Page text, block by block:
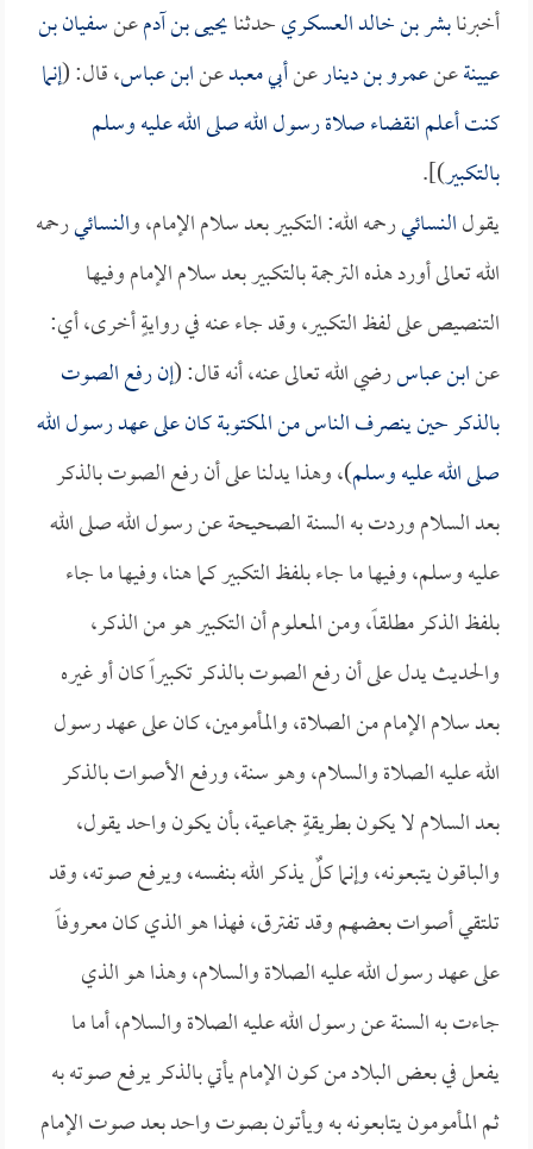
أخبرنابشر بن خالد العسكريحدثنايحيى بن آدمعنسفيان بن
عيينةعنعمرو بن دينارعنأبي معبدعنابن عباس، قال: (إنما
كنت أعلم انقضاء صلاة رسول الله صلى الله عليه وسلم
بالتكبير)].
يقولالنسائيرحمه الله: التكبير بعد سلام الإمام، والنسائيرحمه
الله تعالى أورد هذه الترجمة بالتكبير بعد سلام الإمام وفيها
التنصيص على لفظ التكبير، وقد جاء عنه في روايةٍ أخرى، أي:
عنابن عباسرضي الله تعالى عنه، أنه قال: (إن رفع الصوت
بالذكر حين ينصرف الناس من المكتوبة كان على عهد رسول الله
صلى الله عليه وسلم)، وهذا يدلنا على أن رفع الصوت بالذكر
بعد السلام وردت به السنة الصحيحة عن رسول الله صلى الله
عليه وسلم، وفيها ما جاء بلفظ التكبير كما هنا، وفيها ما جاء
بلفظ الذكر مطلقاً، ومن المعلوم أن التكبير هو من الذكر،
والحديث يدل على أن رفع الصوت بالذكر تكبيراً كان أو غيره
بعد سلام الإمام من الصلاة، والمأمومين، كان على عهد رسول
الله عليه الصلاة والسلام، وهو سنة، ورفع الأصوات بالذكر
بعد السلام لا يكون بطريقةٍ جماعية، بأن يكون واحد يقول،
والباقون يتبعونه، وإنما كلٌ يذكر الله بنفسه، ويرفع صوته، وقد
تلتقي أصوات بعضهم وقد تفترق، فهذا هو الذي كان معروفاً
على عهد رسول الله عليه الصلاة والسلام، وهذا هو الذي
جاءت به السنة عن رسول الله عليه الصلاة والسلام، أما ما
يفعل في بعض البلاد من كون الإمام يأتي بالذكر يرفع صوته به
ثم المأمومون يتابعونه به ويأتون بصوت واحد بعد صوت الإمام